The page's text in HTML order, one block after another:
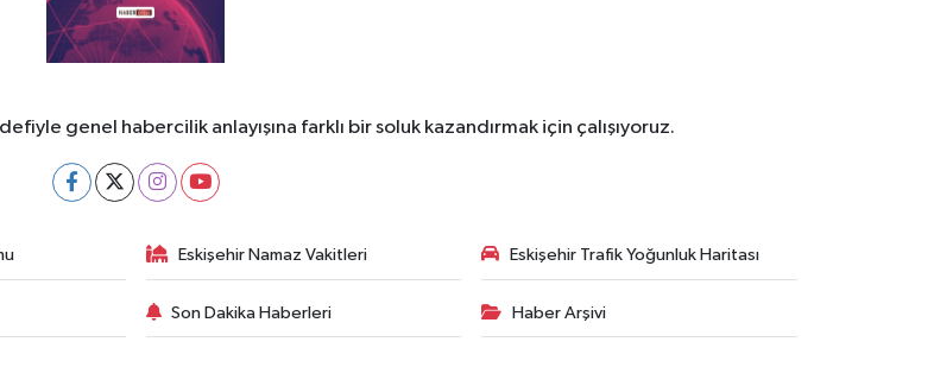
genel habercilik anlayışına farklı bir soluk kazandırmak için çalışıyoruz.
Eskişehir Namaz Vakitleri Eskişehir Trafik Yoğunluk Haritası
Son Dakika Haberleri Haber Arşivi